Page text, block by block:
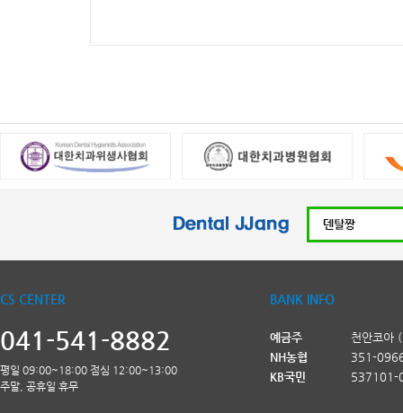
CS CENTER
041-541-8882
평일 09:00~18:00 점심 12:00~13:00
주말, 공휴일 휴무
BANK INFO
예금주
천안코아
NH농협
351-
KB국민
537101-